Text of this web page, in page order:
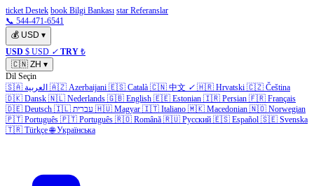
ticket Destek book Bilgi Bankası star Referanslar
📞 544-471-6541
💰 USD ▾
USD $ USD ✓ TRY ₺
🇨🇳 ZH ▾
Dil Seçin
🇸🇦 العربية 🇦🇿 Azerbaijani 🇪🇸 Català 🇨🇳 中文 ✓ 🇭🇷 Hrvatski 🇨🇿 Čeština
🇩🇰 Dansk 🇳🇱 Nederlands 🇬🇧 English 🇪🇪 Estonian 🇮🇷 Persian 🇫🇷 Français
🇩🇪 Deutsch 🇮🇱 עברית 🇭🇺 Magyar 🇮🇹 Italiano 🇲🇰 Macedonian 🇳🇴 Norwegian
🇵🇹 Português 🇵🇹 Português 🇷🇴 Română 🇷🇺 Русский 🇪🇸 Español 🇸🇪 Svenska
🇹🇷 Türkçe 🌐 Українська